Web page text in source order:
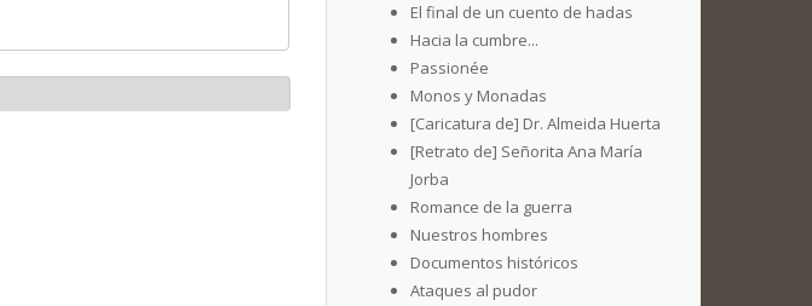
El final de un cuento de hadas
Hacia la cumbre...
Passionée
Monos y Monadas
[Caricatura de] Dr. Almeida Huerta
[Retrato de] Señorita Ana María
Jorba
Romance de la guerra
Nuestros hombres
Documentos históricos
Ataques al pudor